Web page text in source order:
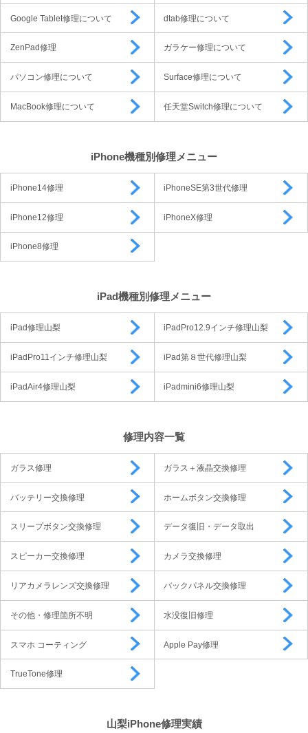
Google Tablet修理について dtab修理について
ZenPad修理 ガラケー修理について
パソコン修理について Surface修理について
MacBook修理について 任天堂Switch修理について
iPhone機種別修理メニュー
iPhone14修理 iPhoneSE第3世代修理
iPhone12修理 iPhoneX修理
iPhone8修理
iPad機種別修理メニュー
iPad修理山梨 iPadPro12.9インチ修理山梨
iPadPro11インチ修理山梨 iPad第８世代修理山梨
iPadAir4修理山梨 iPadmini6修理山梨
修理内容一覧
ガラス修理 ガラス＋液晶交換修理
バッテリー交換修理 ホームボタン交換修理
スリープボタン交換修理 データ復旧・データ取出
スピーカー交換修理 カメラ交換修理
リアカメラレンズ交換修理 バックパネル交換修理
その他・修理箇所不明 水没復旧修理
スマホ コーティング Apple Pay修理
TrueTone修理
山梨iPhone修理実績